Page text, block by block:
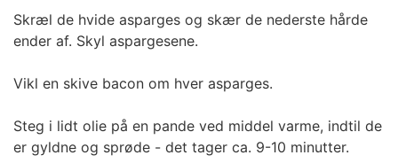
Skræl de hvide asparges og skær de nederste hårde
ender af. Skyl aspargesene.
Vikl en skive bacon om hver asparges.
Steg i lidt olie på en pande ved middel varme, indtil de
er gyldne og sprøde - det tager ca. 9-10 minutter.